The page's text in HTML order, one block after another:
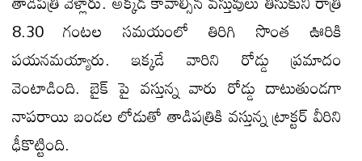
8.30 గంటల సమయంలో తిరిగి సొంత ఊరికి
పయనమయ్యారు. ఇక్కడే వారిని రోడ్డు ప్రమాదం
వెంటాడింది. బైక్ పై వస్తున్న వారు రోడ్డు దాటుతుండగా
నాపరాయి బండల లోడుతో తాడిపత్రికి వస్తున్న ట్రాక్టర్ వీరిని
ఢీకొట్టింది.